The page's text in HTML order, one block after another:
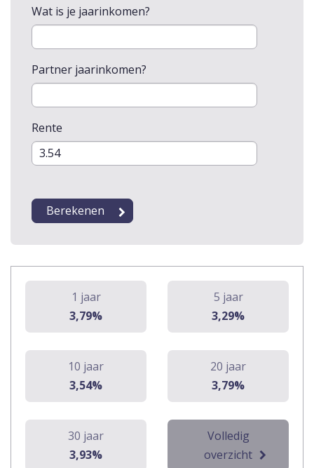
Wat is je jaarinkomen?
Partner jaarinkomen?
Rente
1 jaar
3,79%
5 jaar
3,29%
10 jaar
3,54%
20 jaar
3,79%
30 jaar
3,93%
Volledig
overzicht